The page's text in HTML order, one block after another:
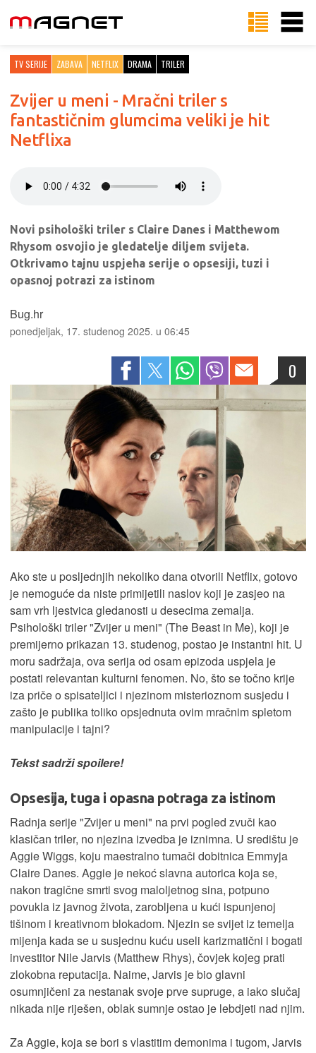
TV SERIJE ZABAVA NETFLIX DRAMA TRILER
Zvijer u meni - Mračni triler s
fantastičnim glumcima veliki je hit
Netflixa
Novi psihološki triler s Claire Danes i Matthewom
Rhysom osvojio je gledatelje diljem svijeta.
Otkrivamo tajnu uspjeha serije o opsesiji, tuzi i
opasnoj potrazi za istinom
Bug.hr
ponedjeljak, 17. studenog 2025. u 06:45
0
Ako ste u posljednjih nekoliko dana otvorili Netflix, gotovo
je nemoguće da niste primijetili naslov koji je zasjeo na
sam vrh ljestvica gledanosti u desecima zemalja.
Psihološki triler "Zvijer u meni" (The Beast in Me), koji je
premijerno prikazan 13. studenog, postao je instantni hit. U
moru sadržaja, ova serija od osam epizoda uspjela je
postati relevantan kulturni fenomen. No, što se točno krije
iza priče o spisateljici i njezinom misterioznom susjedu i
zašto je publika toliko opsjednuta ovim mračnim spletom
manipulacije i tajni?
Tekst sadrži spoilere!
Opsesija, tuga i opasna potraga za istinom
Radnja serije "Zvijer u meni" na prvi pogled zvuči kao
klasičan triler, no njezina izvedba je iznimna. U središtu je
Aggie Wiggs, koju maestralno tumači dobitnica Emmyja
Claire Danes. Aggie je nekoć slavna autorica koja se,
nakon tragične smrti svog maloljetnog sina, potpuno
povukla iz javnog života, zarobljena u kući ispunjenoj
tišinom i kreativnom blokadom. Njezin se svijet iz temelja
mijenja kada se u susjednu kuću useli karizmatični i bogati
investitor Nile Jarvis (Matthew Rhys), čovjek kojeg prati
zlokobna reputacija. Naime, Jarvis je bio glavni
osumnjičeni za nestanak svoje prve supruge, a iako slučaj
nikada nije riješen, oblak sumnje ostao je lebdjeti nad njim.
Za Aggie, koja se bori s vlastitim demonima i tugom, Jarvis